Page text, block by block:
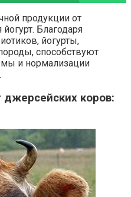
продукции от
Благодаря
йогурты,
способствуют
и нормализации
коров: